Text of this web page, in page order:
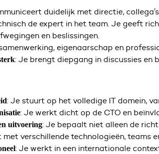
duidelijk met directie,
de expert in het team. Je geeft
en beslissingen.
eigenaarschap en
: Je brengt diepgang in discussies
: Je stuurt op het volledige IT domein,
: Je werkt dicht op de CTO en
uitvoering: Je bepaalt niet alleen de
met verschillende technologieën, teams
: Je werkt in een internationale